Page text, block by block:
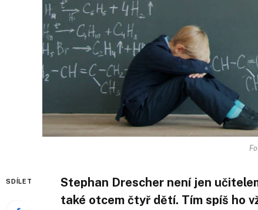
SDÍLET
Stephan Drescher není jen
také otcem čtyř dětí. Tím spíš ho